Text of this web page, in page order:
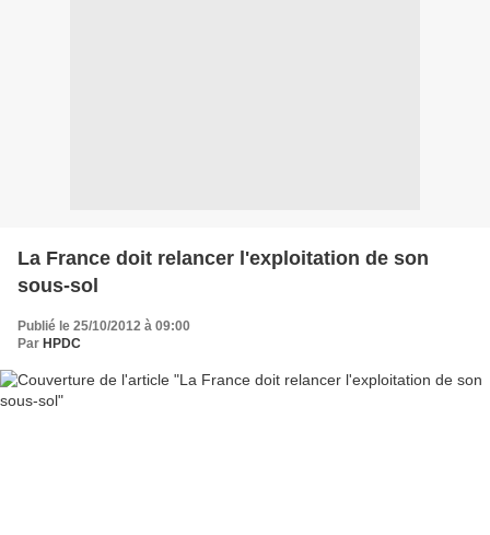
La France doit relancer l'exploitation de son
sous-sol
Publié le 25/10/2012 à 09:00
Par HPDC